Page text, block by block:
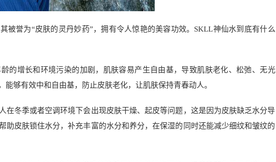
被誉为“皮肤的灵丹妙药”，拥有令人惊艳的美容功效。SKLL神仙水到底有什么
的增长和环境污染的加剧，肌肤容易产生自由基，导致肌肤老化、松弛、无光
够有效中和自由基，防止皮肤老化，让肌肤保持青春动人。
在冬季或者空调环境下会出现皮肤干燥、起皮等问题，这是因为皮肤缺乏水分导
助皮肤锁住水分，补充丰富的水分和养分，在保湿的同时还能减少细纹和皱纹的